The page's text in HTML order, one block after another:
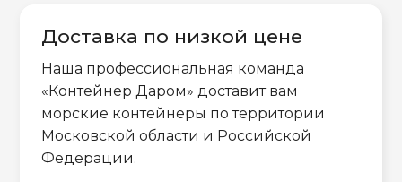
Доставка по низкой цене
Наша профессиональная команда
«Контейнер Даром» доставит вам
морские контейнеры по территории
Московской области и Российской
Федерации.